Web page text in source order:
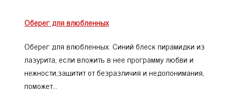
Оберег для влюбленных
Оберег для влюбленных. Синий блеск пирамидки из
лазурита, если вложить в нее программу любви и
нежности,защитит от безразличия и недопонимания,
поможет…